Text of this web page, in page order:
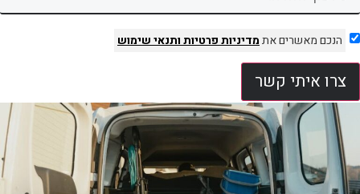
הנכם מאשרים אתמדיניות פרטיותותנאי שימוש
צרו איתי קשר